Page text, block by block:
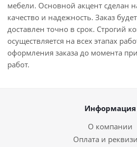
мебели. Основной акцент сделан
качество и надежность. Заказ
доставлен точно в срок. Строгий
осуществляется на всех этапах
оформления заказа до момента
работ.
Информация
О компании
Оплата и